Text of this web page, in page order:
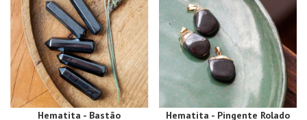
Hematita - Bastão
Hematita - Pingente Rolado